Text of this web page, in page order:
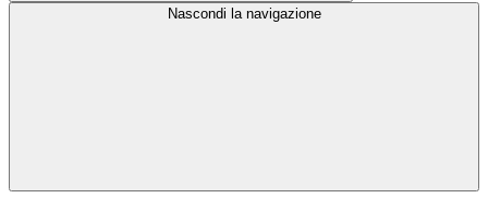
Nascondi la navigazione